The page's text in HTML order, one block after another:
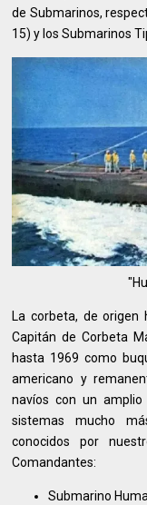
de Submarinos,
15) y los Submarinos
La corbeta, de origen
Capitán de Corbeta
hasta 1969 como
americano y
navíos con un
sistemas mucho
conocidos por
Comandantes:
Submarino